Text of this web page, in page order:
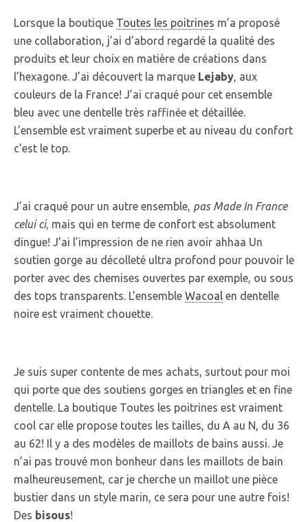
Lorsque la boutique Toutes les poitrines m’a proposé
une collaboration, j’ai d’abord regardé la qualité des
produits et leur choix en matière de créations dans
l’hexagone. J’ai découvert la marque Lejaby, aux
couleurs de la France! J’ai craqué pour cet ensemble
bleu avec une dentelle très raffinée et détaillée.
L’ensemble est vraiment superbe et au niveau du confort
c’est le top.
J’ai craqué pour un autre ensemble, pas Made In France
celui ci, mais qui en terme de confort est absolument
dingue! J’ai l’impression de ne rien avoir ahhaa Un
soutien gorge au décolleté ultra profond pour pouvoir le
porter avec des chemises ouvertes par exemple, ou sous
des tops transparents. L’ensemble Wacoal en dentelle
noire est vraiment chouette.
Je suis super contente de mes achats, surtout pour moi
qui porte que des soutiens gorges en triangles et en fine
dentelle. La boutique Toutes les poitrines est vraiment
cool car elle propose toutes les tailles, du A au N, du 36
au 62! Il y a des modèles de maillots de bains aussi. Je
n’ai pas trouvé mon bonheur dans les maillots de bain
malheureusement, car je cherche un maillot une pièce
bustier dans un style marin, ce sera pour une autre fois!
Des bisous!